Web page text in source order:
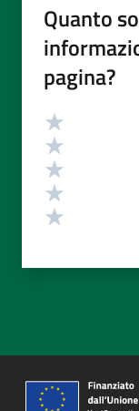
Quanto
pagina?
Valutazione